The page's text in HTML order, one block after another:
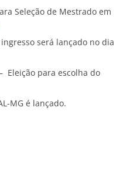
Seleção de Mestrado em
será lançado no dia
Eleição para escolha do
MG é lançado.